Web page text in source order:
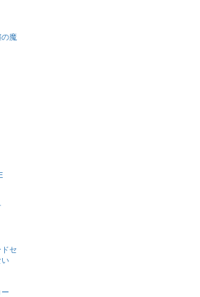
魔
セ
い